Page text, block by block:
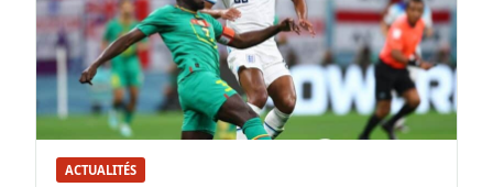
ACTUALITÉS